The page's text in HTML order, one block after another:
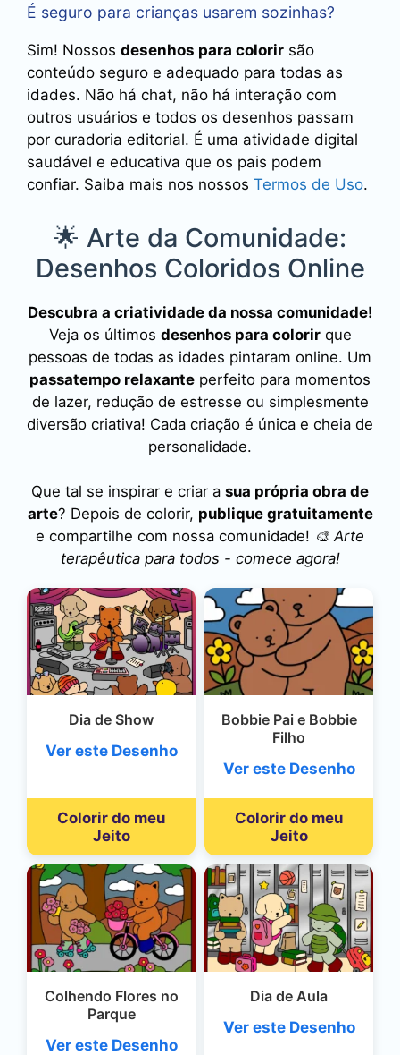
É seguro para crianças usarem sozinhas?
Sim! Nossos desenhos para colorir são
conteúdo seguro e adequado para todas as
idades. Não há chat, não há interação com
outros usuários e todos os desenhos passam
por curadoria editorial. É uma atividade digital
saudável e educativa que os pais podem
confiar. Saiba mais nos nossos Termos de Uso.
🌟 Arte da Comunidade:
Desenhos Coloridos Online
Descubra a criatividade da nossa comunidade!
Veja os últimos desenhos para colorirque
pessoas de todas as idades pintaram online. Um
passatempo relaxante perfeito para momentos
de lazer, redução de estresse ou simplesmente
diversão criativa! Cada criação é única e cheia de
personalidade.
Que tal se inspirar e criar a sua própria obra de
arte? Depois de colorir, publique gratuitamente
e compartilhe com nossa comunidade! 🎨 Arte
terapêutica para todos - comece agora!
Dia de Show
Ver este Desenho
Colorir do meu
Jeito
Bobbie Pai e Bobbie
Filho
Ver este Desenho
Colorir do meu
Jeito
Colhendo Flores no
Parque
Ver este Desenho
Dia de Aula
Ver este Desenho